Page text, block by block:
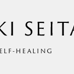
HEALING